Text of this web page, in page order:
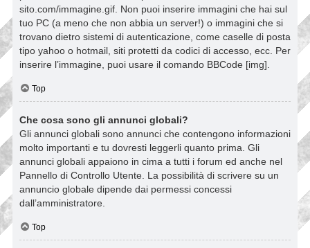
sito.com/immagine.gif. Non puoi inserire immagini che hai sul
tuo PC (a meno che non abbia un server!) o immagini che si
trovano dietro sistemi di autenticazione, come caselle di posta
tipo yahoo o hotmail, siti protetti da codici di accesso, ecc. Per
inserire l’immagine, puoi usare il comando BBCode [img].
Top
Che cosa sono gli annunci globali?
Gli annunci globali sono annunci che contengono informazioni
molto importanti e tu dovresti leggerli quanto prima. Gli
annunci globali appaiono in cima a tutti i forum ed anche nel
Pannello di Controllo Utente. La possibilità di scrivere su un
annuncio globale dipende dai permessi concessi
dall’amministratore.
Top